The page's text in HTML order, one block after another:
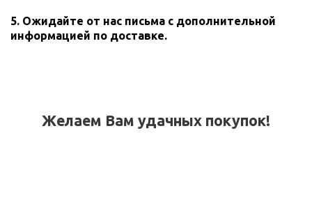
5. Ожидайте от нас письма с дополнительной
информацией по доставке.
Желаем Вам удачных покупок!